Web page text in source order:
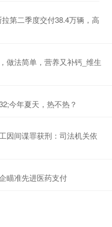
第二季度交付38.4万辆，高
做法简单，营养又补钙_维生
今年夏天，热不热？
因间谍罪获刑：司法机关依
瞄准先进医药支付